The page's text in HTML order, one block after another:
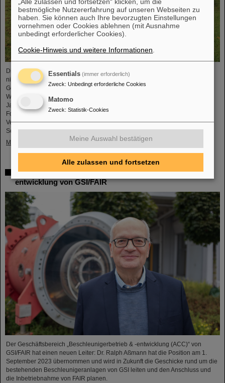
Die Forschung zu biologischen Wirkungen ionisierender und
nichtionisierender Strahlungen zu fördern, ist das Hauptziel der Deutschen
Gesellschaft für Biologische Strahlenforschung (DeGBS). Mehr als 110
Wissenschaftler*innen aus ganz Deutschland kamen nun auf der DeGBS-
Jahrestagung zusammen, um drei Tage lang neue Ergebnisse aus der
Forschung vorzustellen und zu diskutieren. Organisiert wurde die
Veranstaltung von der Abteilung Biophysik des GSI Helmholtzzentrum für
Schwerionenforschung.
Mehr »
Dr. Ralph Aßmann leitet Beschleunigerbetrieb und -
entwicklung von GSI/FAIR
Der Geschäftsbereich „Beschleunigerbetrieb & -entwicklung (ACC)“ von
GSI/FAIR hat einen neuen Leiter: Dr. Ralph Aßmann hat die Position am 1.
September 2023 übernommen und wird in Zukunft die Geschicke rund um die
bestehenden Beschleunigeranlagen von GSI leiten und den Anschluss und
die Inbetriebnahme von FAIR planen.
bestmögliche Nutzererfahrung auf unseren Webseiten zu
haben. Sie können auch Ihre bevorzugten Einstellungen
vornehmen oder Cookies ablehnen (mit Ausnahme
unbedingt erforderlicher Cookies).
Cookie-Hinweis und weitere Informationen
Essentials (immer erforderlich)
Zweck: Unbedingt erforderliche Cookies
Matomo
Zweck: Statistik-Cookies
Meine Auswahl bestätigen
Alle zulassen und fortsetzen